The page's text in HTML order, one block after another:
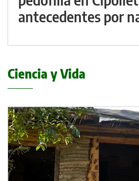
antecedentes por
Ciencia y Vida